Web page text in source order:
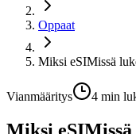
Oppaat
Miksi eSIMissä
Vianmääritys 4 min